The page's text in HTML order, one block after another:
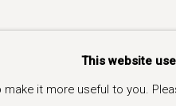
This website
it more useful to you.